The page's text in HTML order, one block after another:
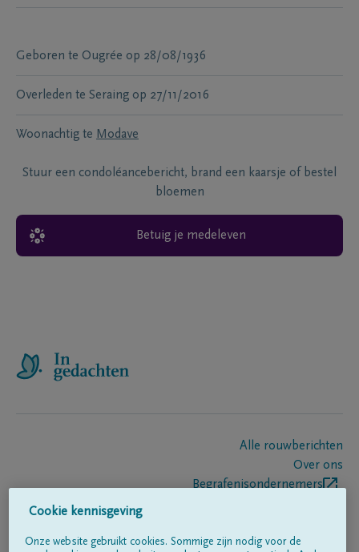
Geboren te Ougrée op 28/08/1936
Overleden te Seraing op 27/11/2016
Woonachtig te Modave
Stuur een condoléancebericht, brand een kaarsje of bestel
bloemen
Betuig je medeleven
Alle rouwberichten
Over ons
Begrafenisondernemers
Cookie kennisgeving
Onze website gebruikt cookies. Sommige zijn nodig voor de